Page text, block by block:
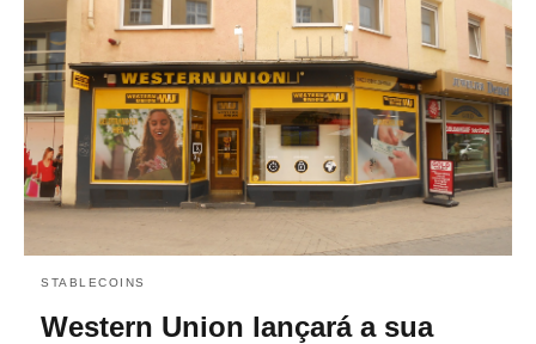
STABLECOINS
Western Union lançará a sua